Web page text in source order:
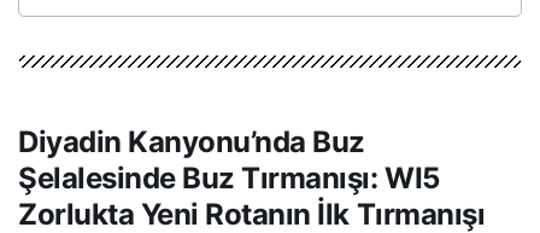
Diyadin Kanyonu’nda Buz
Şelalesinde Buz Tırmanışı: WI5
Zorlukta Yeni Rotanın İlk Tırmanışı